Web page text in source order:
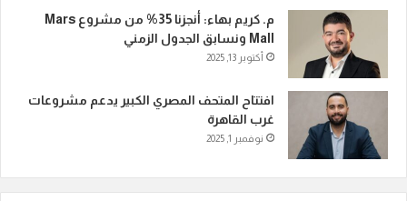
م. كريم بهاء: أنجزنا 35% من مشروع Mars
Mall ونسابق الجدول الزمني
أكتوبر 13, 2025
افتتاح المتحف المصري الكبير يدعم مشروعات
غرب القاهرة
نوفمبر 1, 2025